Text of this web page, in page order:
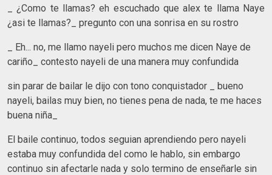
_ ¿Como te llamas? eh escuchado que alex te llama Naye
¿asi te llamas?_ pregunto con una sonrisa en su rostro
_ Eh... no, me llamo nayeli pero muchos me dicen Naye de
cariño_ contesto nayeli de una manera muy confundida
sin parar de bailar le dijo con tono conquistador _ bueno
nayeli, bailas muy bien, no tienes pena de nada, te me haces
buena niña_
El baile continuo, todos seguian aprendiendo pero nayeli
estaba muy confundida del como le hablo, sin embargo
continuo sin afectarle nada y solo termino de enseñarle sin